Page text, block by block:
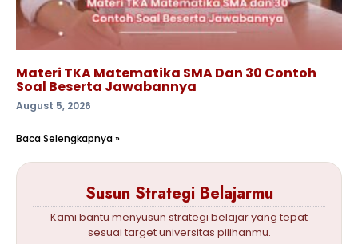
Materi TKA Matematika SMA Dan 30 Contoh
Soal Beserta Jawabannya
August 5, 2026
Baca Selengkapnya »
Susun Strategi Belajarmu
Kami bantu menyusun strategi belajar yang tepat
sesuai target universitas pilihanmu.